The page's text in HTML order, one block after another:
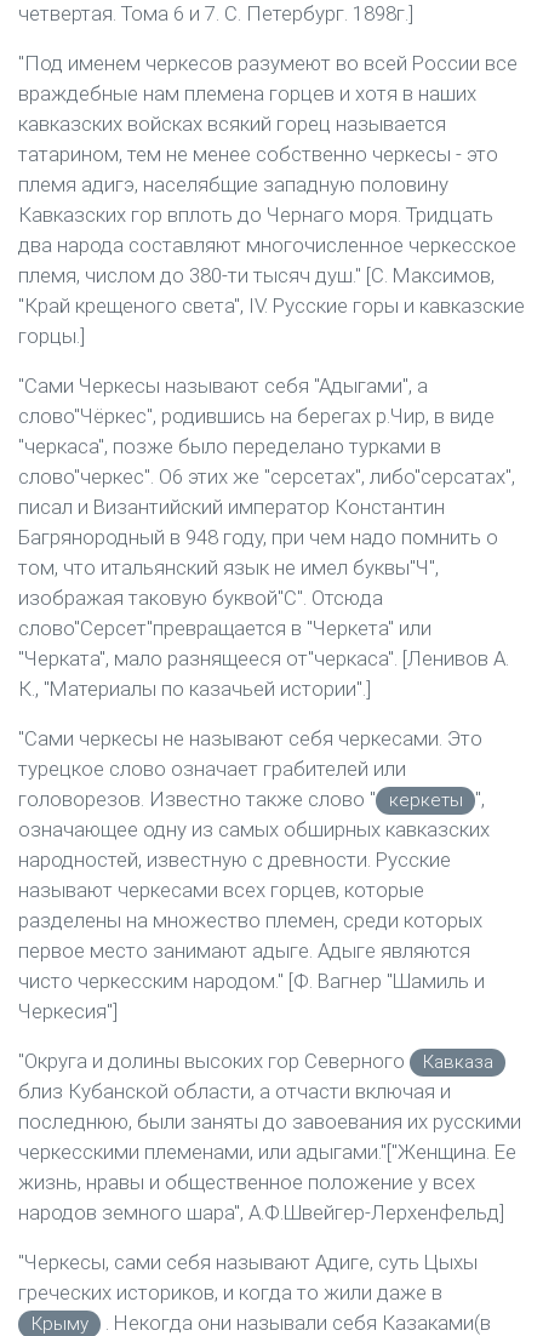
четвертая. Тома 6 и 7. С. Петербург. 1898г.]
"Под именем черкесов разумеют во всей России все
враждебные нам племена горцев и хотя в наших
кавказских войсках всякий горец называется
татарином, тем не менее собственно черкесы - это
племя адигэ, населябщие западную половину
Кавказских гор вплоть до Чернаго моря. Тридцать
два народа составляют многочисленное черкесское
племя, числом до 380-ти тысяч душ." [С. Максимов,
"Край крещеного света", IV. Русские горы и кавказские
горцы.]
"Сами Черкесы называют себя "Адыгами", а
слово"Чёркес", родившись на берегах р.Чир, в виде
"черкаса", позже было переделано турками в
слово"черкес". О6 этих же "серсетах", либо"серсатах",
писал и Византийский император Константин
Багрянородный в 948 году, при чем надо помнить о
том, что итальянский язык не имел буквы"Ч",
изображая таковую буквой"С". Отсюда
слово"Серсет"превращается в "Черкета" или
"Черката", мало разнящееся от"черкаса". [Ленивов А.
К., "Материалы по казачьей истории".]
"Сами черкесы не называют себя черкесами. Это
турецкое слово означает грабителей или
головорезов. Известно также слово "
керкеты
",
означающее одну из самых обширных кавказских
народностей, известную с древности. Русские
называют черкесами всех горцев, которые
разделены на множество племен, среди которых
первое место занимают адыге. Адыге являются
чисто черкесским народом." [Ф. Вагнер "Шамиль и
Черкесия"]
"Округа и долины высоких гор Северного Кавказа
близ Кубанской области, а отчасти включая и
последнюю, были заняты до завоевания их русскими
черкесскими племенами, или адыгами."["Женщина. Ее
жизнь, нравы и общественное положение у всех
народов земного шара", А.Ф.Швейгер-Лерхенфельд]
"Черкесы, сами себя называют Адиге, суть Цыхы
греческих историков, и когда то жили даже в
Крыму
. Некогда они называли себя Казаками(в